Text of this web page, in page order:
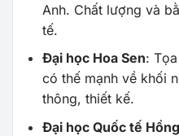
Anh. Chất lượng và
tế.
Đại học Hoa Sen:
có thế mạnh về khối
thông, thiết kế.
Đại học Quốc tế